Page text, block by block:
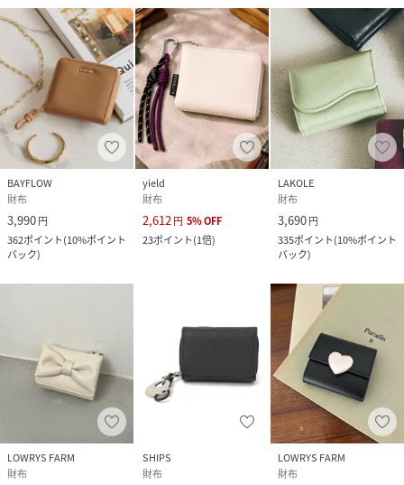
BAYFLOW
財布
3,990円
362ポイント(10%ポイント
バック)
yield
財布
2,612 円 5%OFF
23ポイント(1倍)
LAKOLE
財布
3,690円
335ポイント(10%ポイント
バック)
LOWRYS FARM
財布
SHIPS
財布
LOWRYS FARM
財布